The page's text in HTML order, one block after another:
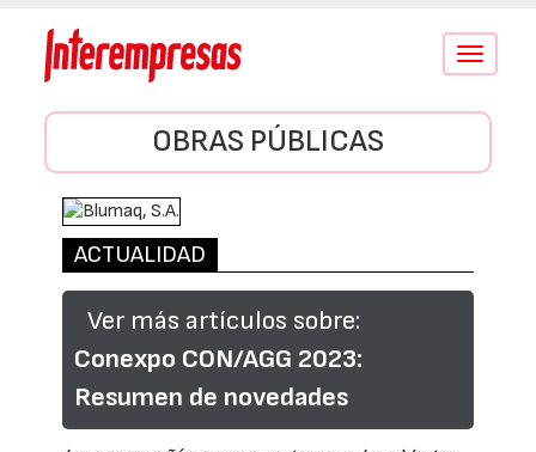
Conmutar
OBRAS PÚBLICAS
ACTUALIDAD
Ver más artículos sobre:
Conexpo CON/AGG 2023:
Resumen de novedades